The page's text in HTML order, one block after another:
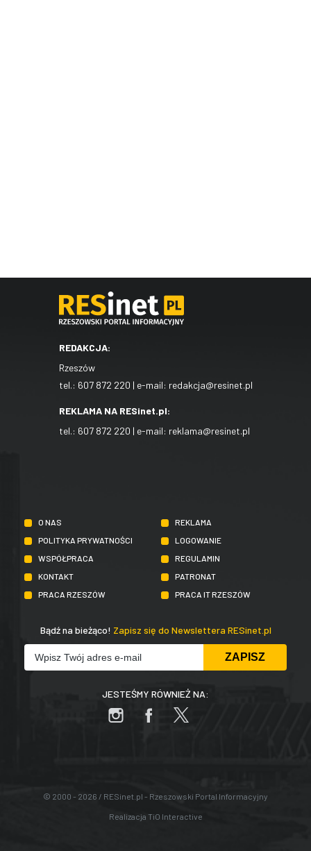
REDAKCJA:
Rzeszów
tel.: 607 872 220 | e-mail: redakcja@resinet.pl
REKLAMA NA RESinet.pl:
tel.: 607 872 220 | e-mail: reklama@resinet.pl
O NAS
REKLAMA
POLITYKA PRYWATNOŚCI
LOGOWANIE
WSPÓŁPRACA
REGULAMIN
KONTAKT
PATRONAT
PRACA RZESZÓW
PRACA IT RZESZÓW
Bądź na bieżąco! Zapisz się do Newslettera RESinet.pl
JESTEŚMY RÓWNIEŻ NA:
© 2000 - 2026 / RESinet.pl - Rzeszowski Portal Informacyjny
Realizacja TiO Interactive